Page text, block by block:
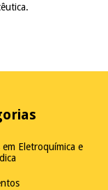
em Eletroquímica e